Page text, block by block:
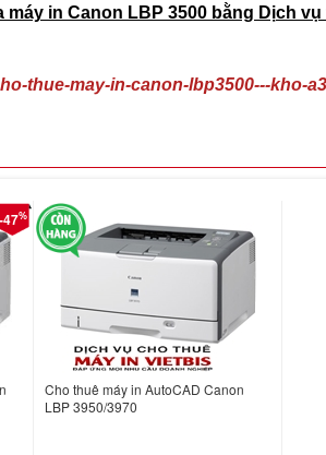
in Canon LBP 3500 bằng Dịch vụ
thue-may-in-canon-lbp3500---kho-
-47%
Cho thuê máy in AutoCAD Canon
LBP 3950/3970